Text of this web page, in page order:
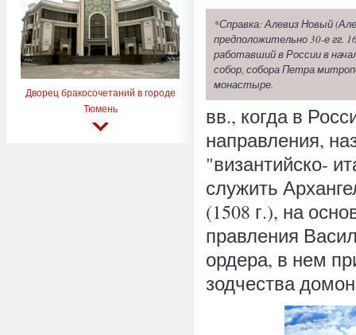
Дворец бракосочетаний в городе
Тюмень
*Справка: Алевиз Новый
предположительно 30-е гг.
работавший в России в
собор, собора Петра
монастыре.
вв., когда в
направления,
"византийско-
служить
(1508 г.), на
правления
ордера, в нем
зодчества